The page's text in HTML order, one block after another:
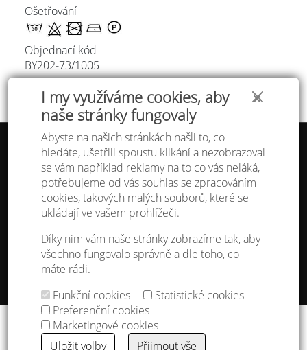
✕
I my využíváme cookies, aby
naše stránky fungovaly
Abyste na našich stránkách našli to, co
hledáte, ušetřili spoustu klikání a nezobrazoval
se vám například reklamy na to co vás neláká,
potřebujeme od vás souhlas se zpracováním
cookies, takových malých souborů, které se
ukládají ve vašem prohlížeči.
Díky nim vám naše stránky zobrazíme tak, aby
všechno fungovalo správně a dle toho, co
máte rádi.
Funkční cookies
Statistické cookies
Preferenční cookies
Marketingové cookies
Uložit volby
Přijmout vše
Ošetřování
Objednací kód
BY202-73/1005
Tabulka velikostí
Doprava a platba
Ochrana osobních údajů
Obchodní podmínky
Kontakt
Atelier IVN
Na Výhledě 324/1
360 17 Karlovy Vary
Nastavení cookies
Copyright © 2013 - 2026